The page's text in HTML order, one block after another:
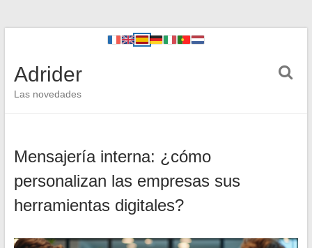
Adrider
Las novedades
Mensajería interna: ¿cómo
personalizan las empresas sus
herramientas digitales?